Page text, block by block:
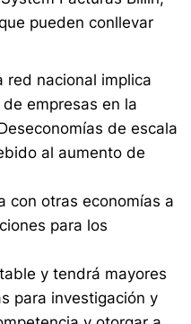
pueden conllevar
red nacional implica
empresas en la
de escala
al aumento de
con otras economías a
para los
y tendrá mayores
para investigación y